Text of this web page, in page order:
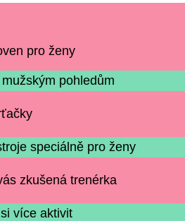
pro ženy
pohledům
speciálně pro ženy
zkušená trenérka
více aktivit